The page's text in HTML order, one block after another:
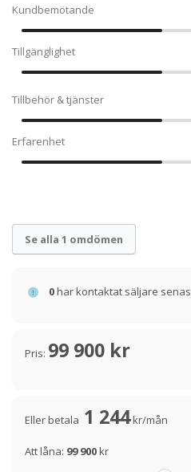
Kundbemötande
Tillgänglighet
Tillbehör & tjänster
Erfarenhet
Se alla 1 omdömen
0har kontaktat säljare
Pris: 99 900 kr
Eller betala 1 244kr/mån
Att låna: 99 900kr